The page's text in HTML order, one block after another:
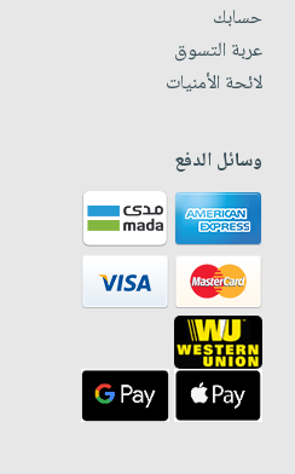
حسابك
عربة التسوق
لائحة الأمنيات
وسائل الدفع